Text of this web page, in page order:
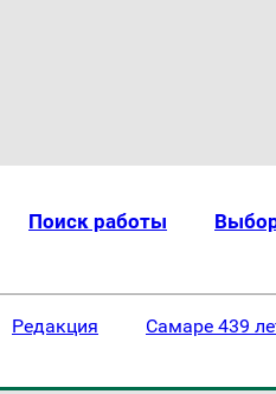
Поиск работы
Редакция Самаре 439